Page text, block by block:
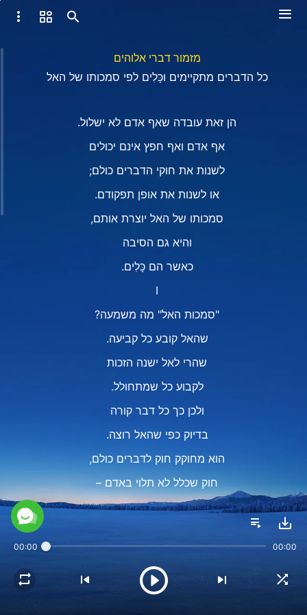
מזמור דברי אלוהים
כל הדברים מתקיימים וכָּלִים לפי סמכותו של האל
הן זאת עובדה שאף אדם לא ישלול.
אף אדם ואף חפץ אינם יכולים
לשנות את חוקי הדברים כולם;
או לשנות את אופן תפקודם.
סמכותו של האל יוצרת אותם,
והיא גם הסיבה
כאשר הם כָּלִים.
I
"סמכות האל" מה משמעה?
שהאל קובע כל קביעה.
שהרי לאל ישנה הזכות
לקבוע כל שמתחולל.
ולכן כך כל דבר קורה
בדיוק כפי שהאל רוצה.
הוא מחוקק חוק לדברים כולם,
חוק שכלל לא תלוי באדם –
האדם לא יכול לשנותו.
רק חוכמה, מחשבות וצווים של האל.
00:00 00:00